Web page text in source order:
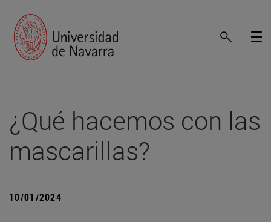
¿Qué hacemos con las
mascarillas?
10/01/2024